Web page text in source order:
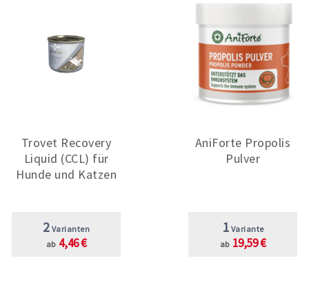
Trovet Recovery
Liquid (CCL) für
Hunde und Katzen
2 Varianten
ab 4,46 €
AniForte Propolis
Pulver
1 Variante
ab 19,59 €